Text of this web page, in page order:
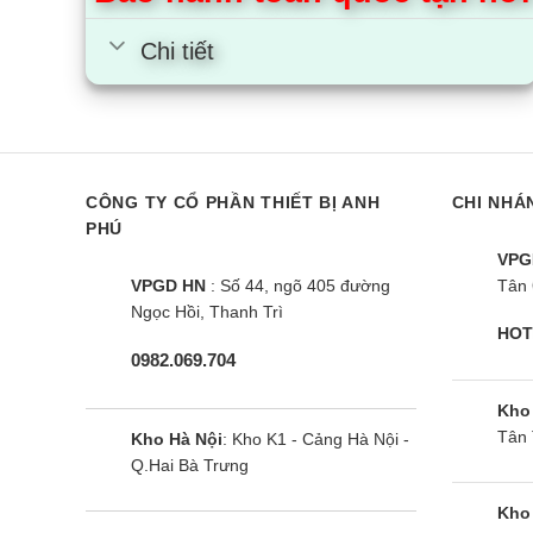
Cùng Chủ Đề:
Điều hòa Casper TC-09IS36 |
9000BTU 1 chiều inverter
Điều hòa
9000BTU 1
Chi tiết
CÔNG TY CỔ PHẦN THIẾT BỊ ANH
PHÚ
VPGD HN : Số 44, ngõ 405 đường
Ngọc Hồi, Thanh Trì
0982.069.704
Kho Hà Nội: Kho K1 - Cảng Hà Nội -
Q.Hai Bà Trưng
CHI
Tân
Kho
Tân
Kho